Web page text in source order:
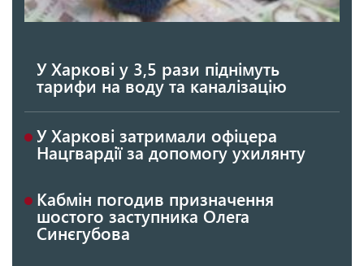
У Харкові у 3,5 рази піднімуть
тарифи на воду та каналізацію
У Харкові затримали офіцера
Нацгвардії за допомогу ухилянту
Кабмін погодив призначення
шостого заступника Олега
Синєгубова